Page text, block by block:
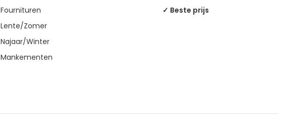
Fournituren
Lente/Zomer
Najaar/Winter
Mankementen
✓ Beste prijs